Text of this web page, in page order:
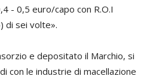
- 0,5 euro/capo con R.O.I
di sei volte».
e depositato il Marchio, si
con le industrie di macellazione